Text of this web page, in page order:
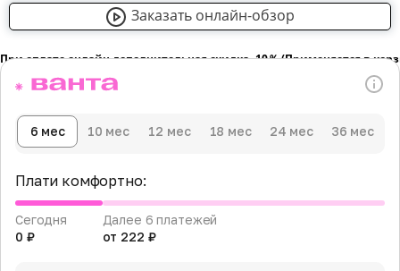
Заказать онлайн-обзор
При оплате онлайн дополнительная скидка -10％ (Применяется в
6 мес 10 мес 12 мес 18 мес 24 мес 36 мес
Плати комфортно:
Сегодня
0 ₽
Далее 6 платежей
от 222 ₽